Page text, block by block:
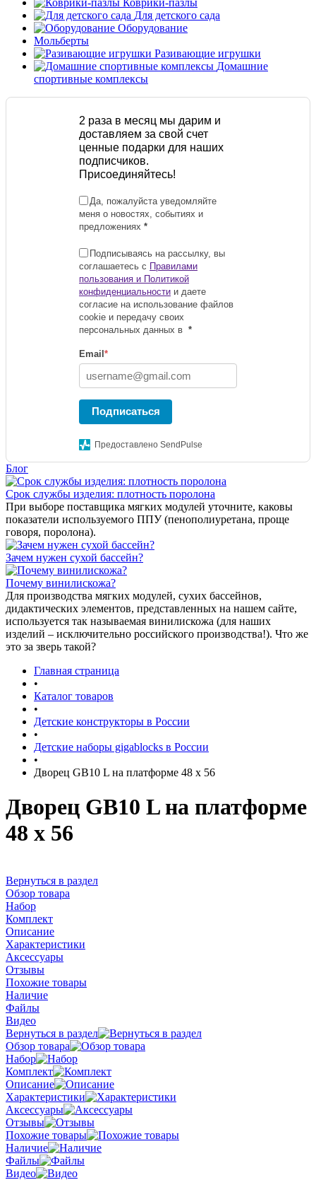
Коврики-пазлы
Для детского сада
Оборудование
Мольберты
Разивающие игрушки
Домашние
спортивные комплексы
2 раза в месяц мы дарим и
доставляем за свой счет
ценные подарки для наших
подписчиков.
Присоединяйтесь!
Да, пожалуйста уведомляйте
меня о новостях, событиях и
предложениях *
Подписываясь на рассылку, вы
соглашаетесь с Правилами
пользования и Политикой
конфиденциальности и даете
согласие на использование файлов
cookie и передачу своих
персональных данных в *
Email *
Подписаться
Предоставлено SendPulse
Блог
Срок службы изделия: плотность поролона
При выборе поставщика мягких модулей уточните, каковы
показатели используемого ППУ (пенополиуретана, проще
говоря, поролона).
Зачем нужен сухой бассейн?
Почему винилискожа?
Для производства мягких модулей, сухих бассейнов,
дидактических элементов, представленных на нашем сайте,
используется так называемая винилискожа (для наших
изделий – исключительно российского производства!). Что же
это за зверь такой?
Главная страница
•
Каталог товаров
•
Детские конструкторы в России
•
Детские наборы gigablocks в России
•
Дворец GB10 L на платформе 48 х 56
Дворец GB10 L на платформе
48 х 56
Вернуться в раздел
Обзор товара
Набор
Комплект
Описание
Характеристики
Аксессуары
Отзывы
Похожие товары
Наличие
Файлы
Видео
Вернуться в раздел
Обзор товара
Набор
Комплект
Описание
Характеристики
Аксессуары
Отзывы
Похожие товары
Наличие
Файлы
Видео